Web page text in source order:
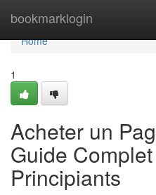
bookmarklogin
Home
Home
1
Acheter un
Guide
Principiants